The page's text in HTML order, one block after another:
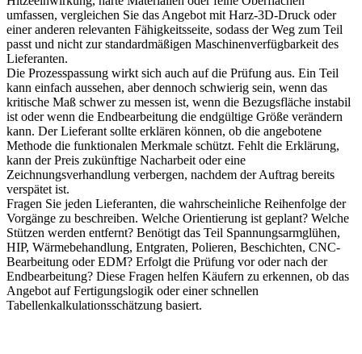
umfassen, vergleichen Sie das Angebot mitHarz-3D-Druck oder
einer anderen relevanten Fähigkeitsseite, sodass der Weg zum Teil
passt und nicht zur standardmäßigen Maschinenverfügbarkeit des
Lieferanten.
Die Prozesspassung wirkt sich auch auf die Prüfung aus. Ein Teil
kann einfach aussehen, aber dennoch schwierig sein, wenn das
kritische Maß schwer zu messen ist, wenn die Bezugsfläche instabil
ist oder wenn die Endbearbeitung die endgültige Größe verändern
kann. Der Lieferant sollte erklären können, ob die angebotene
Methode die funktionalen Merkmale schützt. Fehlt die Erklärung,
kann der Preis zukünftige Nacharbeit oder eine
Zeichnungsverhandlung verbergen, nachdem der Auftrag bereits
verspätet ist.
Fragen Sie jeden Lieferanten, die wahrscheinliche Reihenfolge der
Vorgänge zu beschreiben. Welche Orientierung ist geplant? Welche
Stützen werden entfernt? Benötigt das Teil Spannungsarmglühen,
HIP, Wärmebehandlung, Entgraten, Polieren, Beschichten, CNC-
Bearbeitung oder EDM? Erfolgt die Prüfung vor oder nach der
Endbearbeitung? Diese Fragen helfen Käufern zu erkennen, ob das
Angebot auf Fertigungslogik oder einer schnellen
Tabellenkalkulationsschätzung basiert.